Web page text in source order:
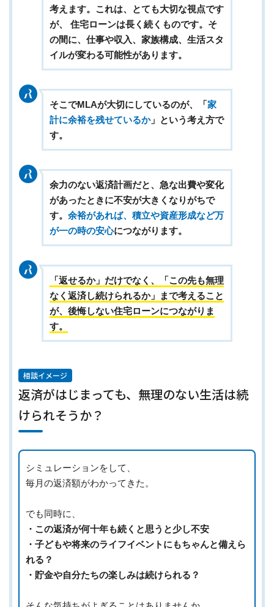
考えます。これは、とても大切な視点です
が、 住宅ローンは長く続くものです。そ
の間に、仕事や収入、家族構成、生活スタ
イルが変わる可能性があります。
そこでMLAが大切にしているのが、「家
計に余裕を残せているか」という考え方で
す。
余力のない返済計画だと、急な出費や変化
があったときに不安が大きくなりがちで
す。 余裕があれば、積立や資産形成など万
が一の時の安心につながります。
「返せるか」だけでなく、「この先も無理
なく返済し続けられるか」まで考えること
が、後悔しない住宅ローンにつながりま
す。
相談イメージ
返済がはじまっても、無理のない生活は続
けられそうか？
シミュレーションをして、
毎月の返済額がわかってきた。
でも同時に、
・この返済が何十年も続くと思うと少し不安
・子どもや将来のライフイベントにもちゃんと備えら
れる？
・貯金や自分たちの楽しみは続けられる？